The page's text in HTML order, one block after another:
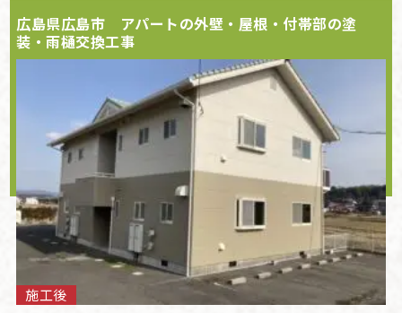
広島県広島市 アパートの外壁・屋根・付帯部の塗
装・雨樋交換工事
施工後